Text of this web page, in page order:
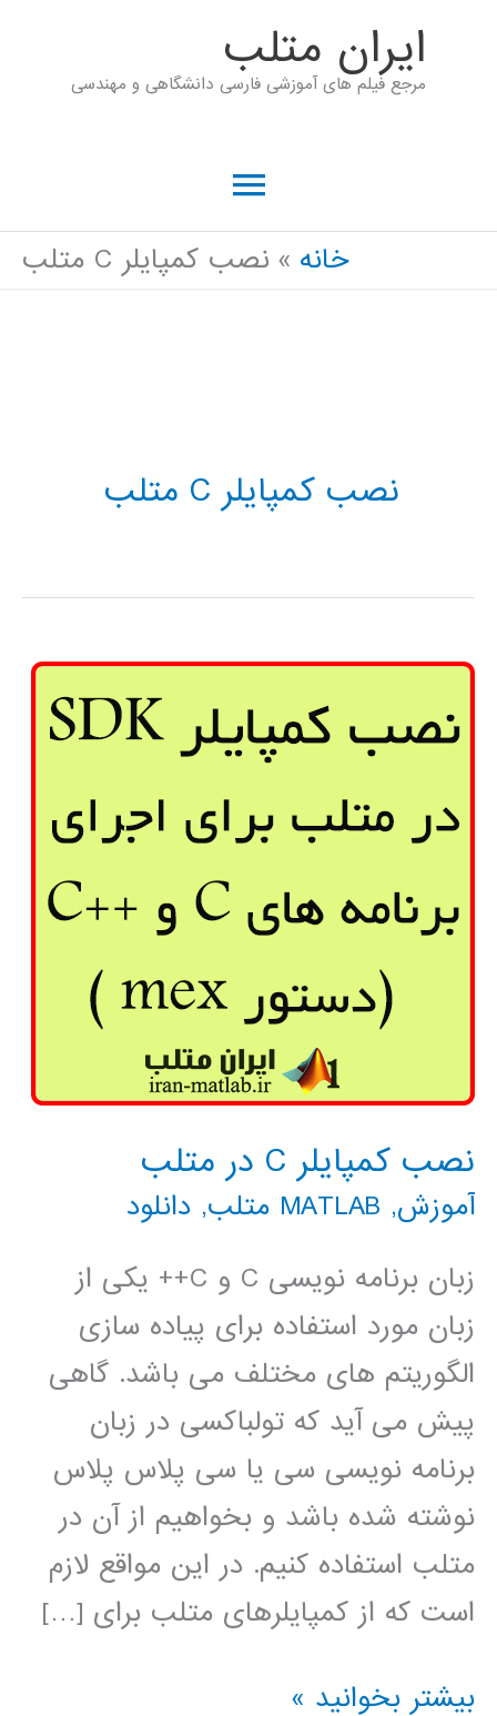
ايران متلب
مرجع فیلم های آموزشی فارسی دانشگاهی و مهندسی
فهرست
اصلی
خانه نصب کمپایلر C متلب
نصب کمپایلر C متلب
نصب کمپایلر C در متلب
آموزش, MATLAB متلب , دانلود
زبان برنامه نویسی C و C++ یکی از
زبان مورد استفاده برای پیاده سازی
الگوریتم های مختلف می باشد. گاهی
پیش می آید که تولباکسی در زبان
برنامه نویسی سی یا سی پلاس پلاس
نوشته شده باشد و بخواهیم از آن در
متلب استفاده کنیم. در این مواقع لازم
است که از کمپایلرهای متلب برای […]
نصب
بیشتر بخوانید »